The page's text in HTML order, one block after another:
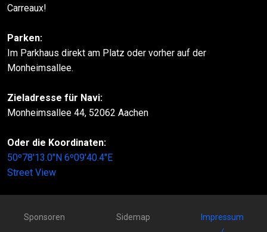
Carreaux!
Parken:
Im Parkhaus direkt am Platz oder vorher auf der
Monheimsallee.
Zieladresse für Navi:
Monheimsallee 44, 52062 Aachen
Oder die Koordinaten:
50º78'13.0"N 6º09'40.4"E
Street View
Sponsoren Sidemap
Impressum